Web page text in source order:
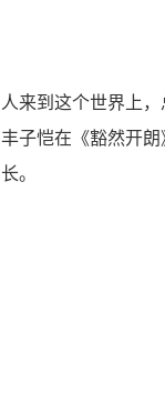
人来到这个世界上
丰子恺在《豁然开
长。